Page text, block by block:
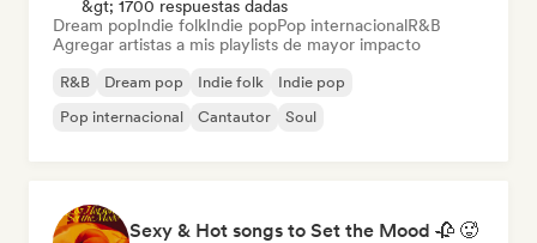
&gt; 1700 respuestas dadas
Dream popIndie folkIndie popPop internacionalR&B
Agregar artistas a mis playlists de mayor impacto
R&B Dream pop Indie folk
Indie pop
Pop internacional
Cantautor Soul
Sexy & Hot songs to Set the Mood 🥀 🥵